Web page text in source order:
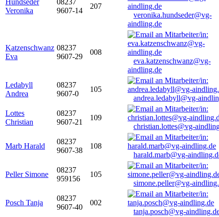
Hundseder
Veronika
08237
9607-14
207
veronika.hundseder@vg-
aindling.de
Katzenschwanz
Eva
08237
9607-29
008
eva.katzenschwanz@vg-
aindling.de
Ledabyll
Andrea
08237
9607-0
105
andrea.ledabyll@vg-
Lottes
Christian
08237
9607-21
109
christian.lottes@vg-
Marb Harald
08237
9607-38
108
harald.marb@vg-
Peller Simone
08237
959156
105
simone.peller@vg-
Posch Tanja
08237
9607-40
002
tanja.posch@vg-